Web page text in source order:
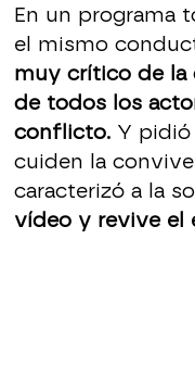
En un programa
el mismo
muy crítico de la
de todos los
conflicto.Y pidió
cuiden la
caracterizó a la
vídeo y revive el